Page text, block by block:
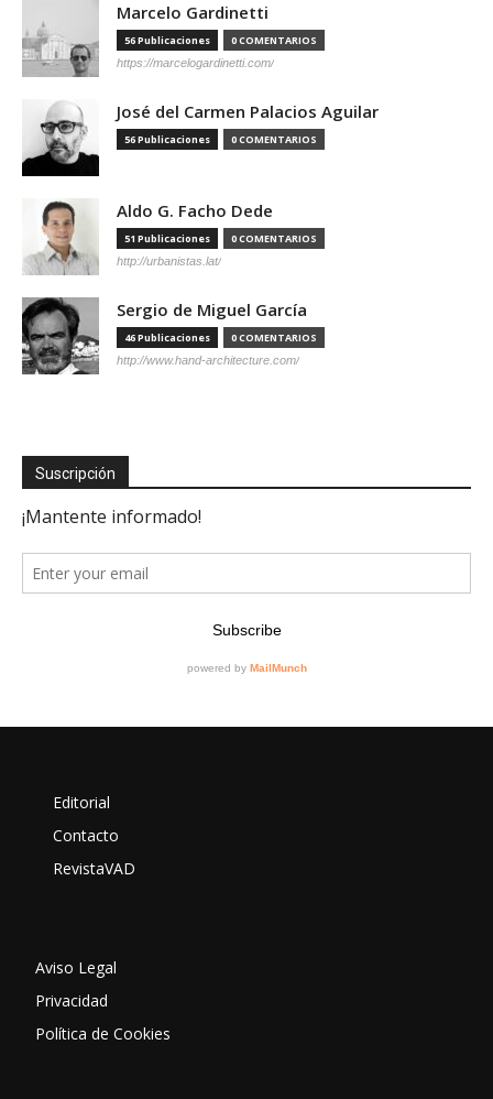
Marcelo Gardinetti
56 Publicaciones 0 COMENTARIOS
https://marcelogardinetti.com/
José del Carmen Palacios Aguilar
56 Publicaciones 0 COMENTARIOS
Aldo G. Facho Dede
51 Publicaciones 0 COMENTARIOS
http://urbanistas.lat/
Sergio de Miguel García
46 Publicaciones 0 COMENTARIOS
http://www.hand-architecture.com/
Suscripción
Editorial
Contacto
RevistaVAD
Aviso Legal
Privacidad
Política de Cookies